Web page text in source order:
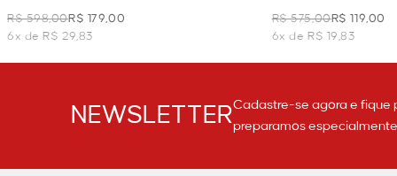
PRETO
R$ 598,00R$ 179,00
6x de R$ 29,83
R$ 575,00R$ 119,00
6x de R$ 19,83
NEWSLETTERCadastre-se agora e fique
preparamos